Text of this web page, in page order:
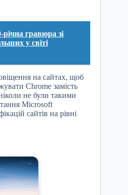
річна гравюра зі
у світі
на сайтах, щоб
Chrome замість
не були такими
Microsoft
сайтів на рівні